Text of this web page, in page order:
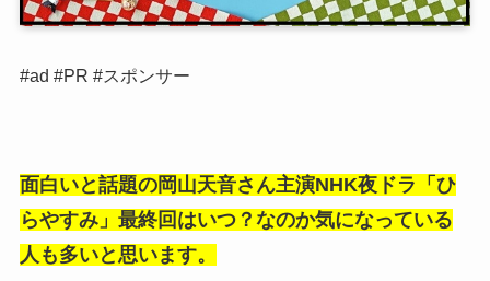
#ad #PR #スポンサー
面白いと話題の岡山天音さん主演NHK夜ドラ「ひ
らやすみ」最終回はいつ？なのか気になっている
人も多いと思います。